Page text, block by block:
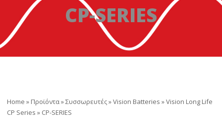
CP-SERIES
Home » Προϊόντα»Συσσωρευτές»Vision Batteries »Vision Long Life
CP Series » CP-SERIES